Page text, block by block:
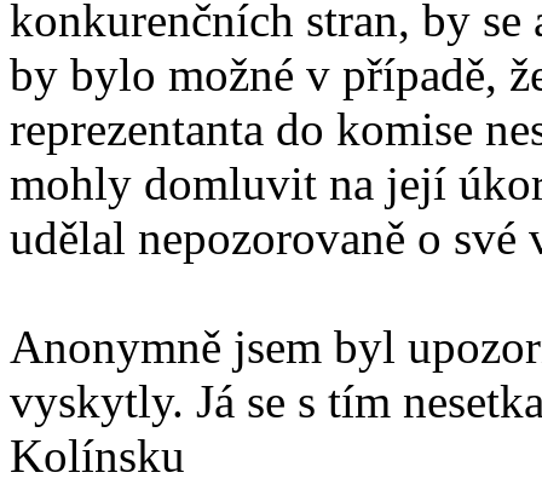
konkurenčních stran, by
by bylo možné v případě,
reprezentanta do komise
mohly domluvit na její
udělal nepozorovaně o
Anonymně jsem byl
vyskytly. Já se s tím
Kolínsku